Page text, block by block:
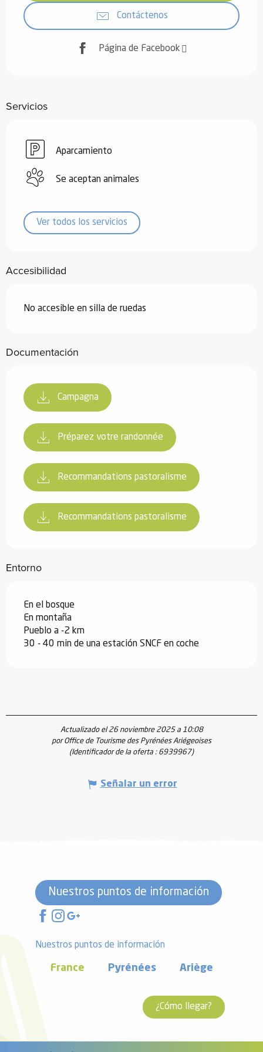
Contáctenos
Página de Facebook
Servicios
Aparcamiento
Se aceptan animales
Ver todos los servicios
Accesibilidad
No accesible en silla de ruedas
Documentación
Campagna
Préparez votre randonnée
Recommandations pastoralisme
Recommandations pastoralisme
Entorno
En el bosque
En montaña
Pueblo a -2 km
30 - 40 min de una estación SNCF en coche
Actualizado el 26 noviembre 2025 a 10:08
por Office de Tourisme des Pyrénées Ariégeoises
(Identificador de la oferta : 6939967)
Señalar un error
Nuestros puntos de información
Nuestros puntos de información
France Pyrénées Ariège
¿Cómo llegar?